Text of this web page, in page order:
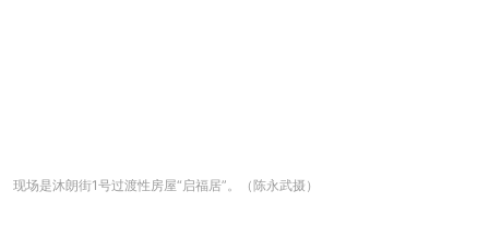
现场是沐朗街1号过渡性房屋“启福居”。（陈永武摄）